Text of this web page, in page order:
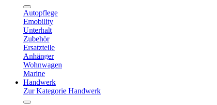
Autopflege
Emobility
Unterhalt
Zubehör
Ersatzteile
Anhänger
Wohnwagen
Marine
Handwerk
Zur Kategorie Handwerk